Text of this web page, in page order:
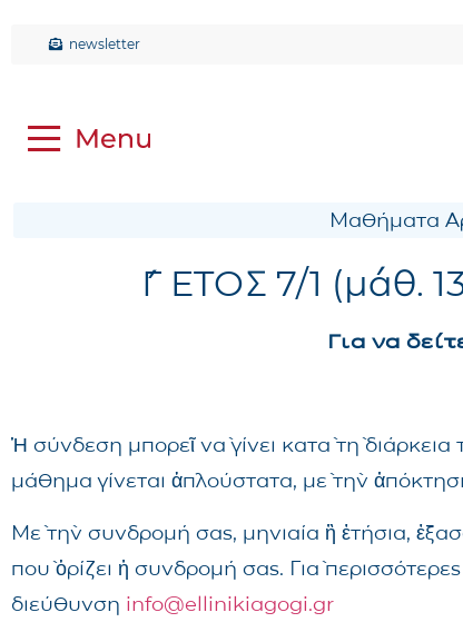
newsletter
Μαθήματα
Γ΄ ΕΤΟΣ 7/1 (μάθ.
Για να
Ἡ σύνδεση μπορεῖ νὰ γίνει κατὰ τὴ
μάθημα γίνεται ἁπλούστατα, μὲ τὴν
Μὲ τὴν συνδρομή σας, μηνιαία ἢ ἐτήσια,
ποὺ ὁρίζει ἡ συνδρομή σας. Γιὰ
διεύθυνση info@ellinikiagogi.gr